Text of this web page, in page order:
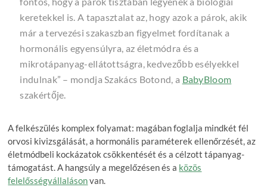
keretekkel is. A tapasztalat az, hogy azok a párok, akik
már a tervezési szakaszban figyelmet fordítanak a
hormonális egyensúlyra, az életmódra és a
mikrotápanyag-ellátottságra, kedvezőbb esélyekkel
indulnak” – mondja Szakács Botond, a BabyBloom
szakértője.
A felkészülés komplex folyamat: magában foglalja mindkét fél
orvosi kivizsgálását, a hormonális paraméterek ellenőrzését, az
életmódbeli kockázatok csökkentését és a célzott tápanyag-
támogatást. A hangsúly a megelőzésen és a közös
felelősségvállalásonvan.